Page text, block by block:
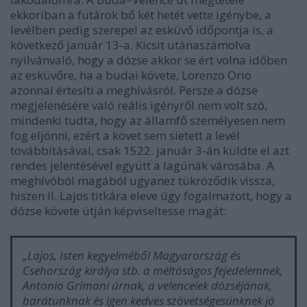
ekkoriban a futárok bő két hetét vette igénybe, a
levélben pedig szerepel az esküvő időpontja is, a
következő január 13-a. Kicsit utánaszámolva
nyilvánvaló, hogy a dózse akkor se ért volna időben
az esküvőre, ha a budai követe, Lorenzo Orio
azonnal értesíti a meghívásról. Persze a dózse
megjelenésére való reális igényről nem volt szó,
mindenki tudta, hogy az államfő személyesen nem
fog eljönni, ezért a követ sem sietett a levél
továbbításával, csak 1522. január 3-án küldte el azt
rendes jelentésével együtt a lagúnák városába. A
meghívóból magából ugyanez tükröződik vissza,
hiszen II. Lajos titkára eleve úgy fogalmazott, hogy a
dózse követe útján képviseltesse magát:
„Lajos, Isten kegyelméből Magyarország és
Csehország királya stb. a méltóságos fejedelemnek,
Antonio Grimani úrnak, a velenceiek dózséjának,
barátunknak és igen kedves szövetségesünknek jó